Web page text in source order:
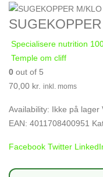
Specialisere nutrition
Temple om cliff
0 out of 5
70,00 kr. inkl. moms
Availability: Ikke på lager
EAN: 4011708400951
Facebook Twitter